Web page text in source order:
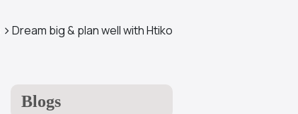
Dream big & plan well with Htiko
Blogs